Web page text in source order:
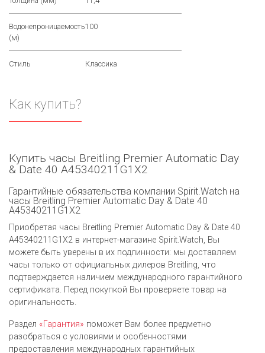
Водонепроницаемость
(м)
100
Стиль Классика
Как купить?
Купить часы Breitling Premier Automatic Day
& Date 40 A45340211G1X2
Гарантийные обязательства компании Spirit.Watch на
часы Breitling Premier Automatic Day & Date 40
A45340211G1X2
Приобретая часы Breitling Premier Automatic Day & Date 40
A45340211G1X2 в интернет-магазине Spirit.Watch, Вы
можете быть уверены в их подлинности: мы доставляем
часы только от официальных дилеров Breitling, что
подтверждается наличием международного гарантийного
сертификата. Перед покупкой Вы проверяете товар на
оригинальность.
Раздел «Гарантия» поможет Вам более предметно
разобраться с условиями и особенностями
предоставления международных гарантийных